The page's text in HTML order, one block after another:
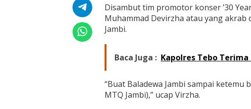
B
l
a
w
a
m
b
Disambut tim promotor konser ’30
Muhammad Devirzha atau yang akrab
Jambi.
Baca Juga : Kapolres Tebo
“Buat Baladewa Jambi sampai ketemu
MTQ Jambi),” ucap Virzha.